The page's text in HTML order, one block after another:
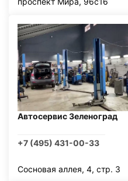
Автосервис Зеленоград
+7 (495) 431-00-33
Сосновая аллея, 4, стр. 3